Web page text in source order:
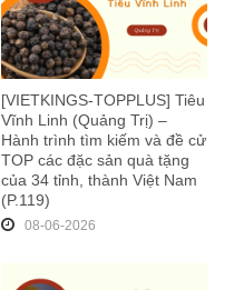
[VIETKINGS-TOPPLUS] Tiêu
Vĩnh Linh (Quảng Trị) –
Hành trình tìm kiếm và đề cử
TOP các đặc sản quà tặng
của 34 tỉnh, thành Việt Nam
(P.119)
08-06-2026